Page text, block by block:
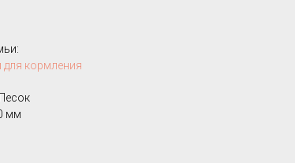
для кормления
мм